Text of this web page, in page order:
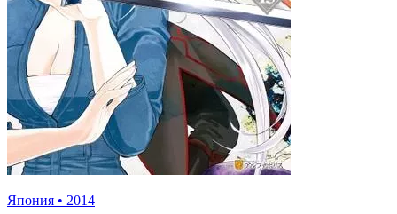
Япония • 2014